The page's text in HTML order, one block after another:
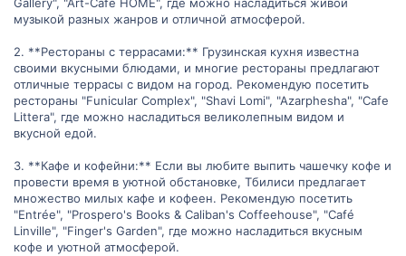
Gallery", "Art-Cafe HOME", где можно насладиться живой
музыкой разных жанров и отличной атмосферой.
2. **Рестораны с террасами:** Грузинская кухня известна
своими вкусными блюдами, и многие рестораны предлагают
отличные террасы с видом на город. Рекомендую посетить
рестораны "Funicular Complex", "Shavi Lomi", "Azarphesha", "Cafe
Littera", где можно насладиться великолепным видом и
вкусной едой.
3. **Кафе и кофейни:** Если вы любите выпить чашечку кофе и
провести время в уютной обстановке, Тбилиси предлагает
множество милых кафе и кофеен. Рекомендую посетить
"Entrée", "Prospero's Books & Caliban's Coffeehouse", "Café
Linville", "Finger's Garden", где можно насладиться вкусным
кофе и уютной атмосферой.